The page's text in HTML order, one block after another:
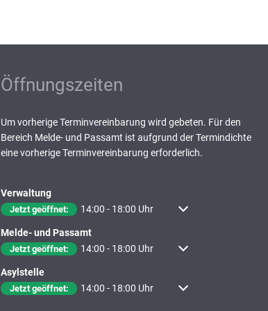
Öffnungszeiten
Um vorherige Terminvereinbarung wird gebeten. Für den
Bereich Melde- und Passamt ist aufgrund der Termindichte
eine vorherige Terminvereinbarung erforderlich.
Verwaltung
Klicken, um weitere Öffnungs- oder Schließzeiten auszublenden
Jetzt geöffnet: 14:00 - 18:00 Uhr Von 14:00 bis 18:00 Uhr
Melde- und Passamt
Klicken, um weitere Öffnungs- oder Schließzeiten auszublenden
Jetzt geöffnet: 14:00 - 18:00 Uhr Von 14:00 bis 18:00 Uhr
Asylstelle
Klicken, um weitere Öffnungs- oder Schließzeiten auszublenden
Jetzt geöffnet: 14:00 - 18:00 Uhr Von 14:00 bis 18:00 Uhr